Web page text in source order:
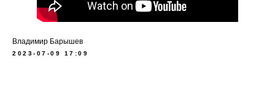
Владимир Барышев
2023-07-09 17:09